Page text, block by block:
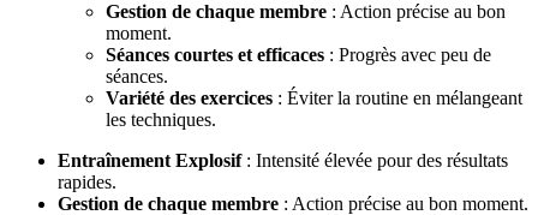
Gestion de chaque membre : Action précise au bon
moment.
Séances courtes et efficaces : Progrès avec peu de
séances.
Variété des exercices : Éviter la routine en mélangeant
les techniques.
Entraînement Explosif: Intensité élevée pour des résultats
rapides.
Gestion de chaque membre : Action précise au bon moment.